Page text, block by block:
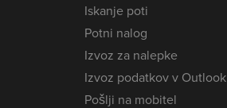
Iskanje poti
Potni nalog
Izvoz za nalepke
Izvoz podatkov v Outlook
Pošlji na mobitel